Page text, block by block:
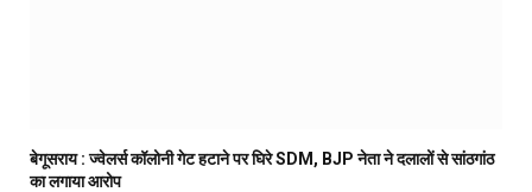
बेगूसराय : ज्वेलर्स कॉलोनी गेट हटाने पर घिरे SDM, BJP नेता ने दलालों से सांठगांठ
का लगाया आरोप